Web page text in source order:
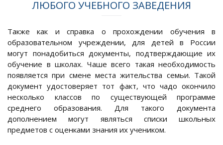
ЛЮБОГО УЧЕБНОГО ЗАВЕДЕНИЯ
Также как и справка о прохождении обучения в
образовательном учреждении, для детей в России
могут понадобиться документы, подтверждающие их
обучение в школах. Чаше всего такая необходимость
появляется при смене места жительства семьи. Такой
документ удостоверяет тот факт, что чадо окончило
несколько классов по существующей программе
среднего образования. Для такого документа
дополнением могут являться списки школьных
предметов с оценками знания их учеником.